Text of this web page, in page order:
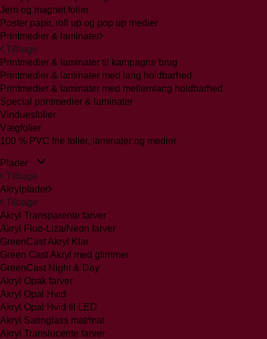
Jern og magnet folier
Poster papir, roll up og pop up medier
Printmedier & laminater
Tilbage
Printmedier & laminater til kampagne brug
Printmedier & laminater med lang holdbarhed
Printmedier & laminater med mellemlang holdbarhed
Special printmedier & laminater
Vinduesfolier
Vægfolier
100 % PVC frie folier, laminater og medier
Plader
Tilbage
Akrylplader
Tilbage
Akryl Transparente farver
Akryl Fluo-Liza/Neon farver
GreenCast Akryl Klar
Green Cast Akryl med glimmer
GreenCast Night & Day
Akryl Opak farver
Akryl Opal Hvid
Akryl Opal Hvid til LED
Akryl Satinglass mat/mat
Akryl Translucente farver